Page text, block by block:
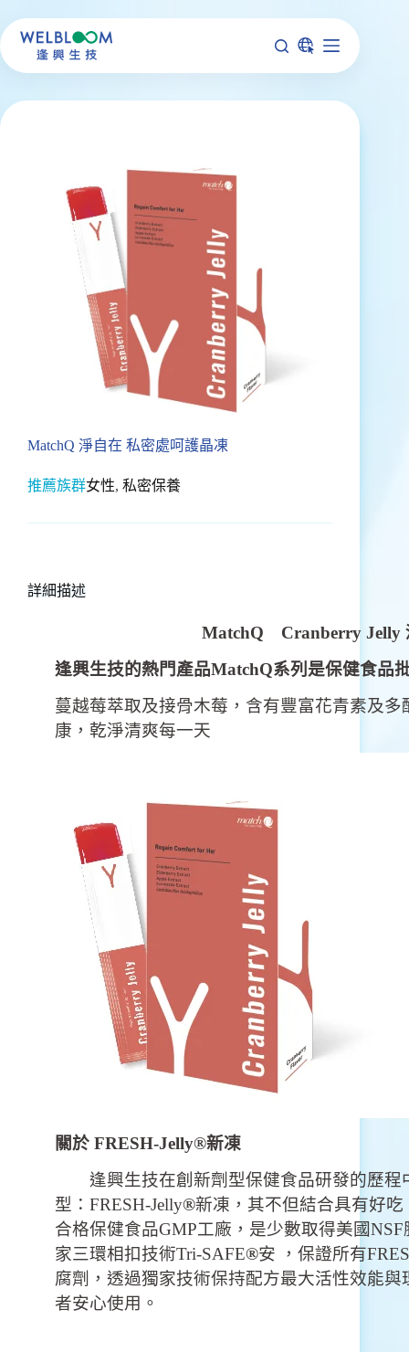
至
主
容
MatchQ 淨自在 私密處呵護晶凍
推薦族群女性, 私密保養
詳細描述
MatchQ Cranberry Jelly
逢興生技的熱門產品MatchQ系列是保健食品
蔓越莓萃取及接骨木莓，含有豐富花青素及
康，乾淨清爽每一天
關於 FRESH-Jelly®新凍
逢興生技在創新劑型保健食品研發的歷程
型：FRESH-Jelly®新凍，其不但結合具有好
合格保健食品GMP工廠，是少數取得美國
家三環相扣技術Tri-SAFE®安 ，保證所有
腐劑，透過獨家技術保持配方最大活性效能
者安心使用。